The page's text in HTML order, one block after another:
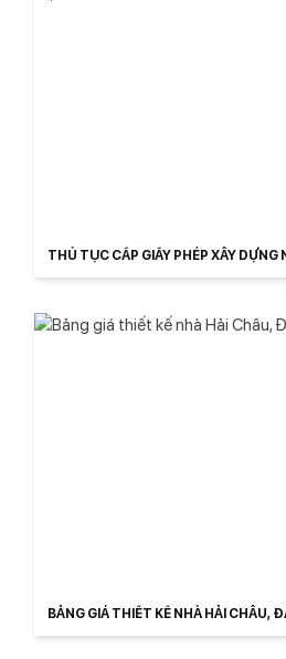
THỦ TỤC CẤP GIẤY PHÉP XÂY DỰNG
BẢNG GIÁ THIẾT KẾ NHÀ HẢI CHÂU,